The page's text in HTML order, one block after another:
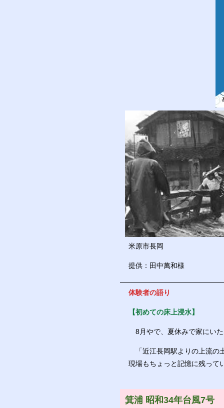
米原市長岡
提供：田中萬和様
体験者の語り
【初めての床上浸水】
8月やで、夏休みで家にい
「近江長岡駅よりの上流の
現場もちょっと記憶に残って
箕浦 昭和34年台風7号